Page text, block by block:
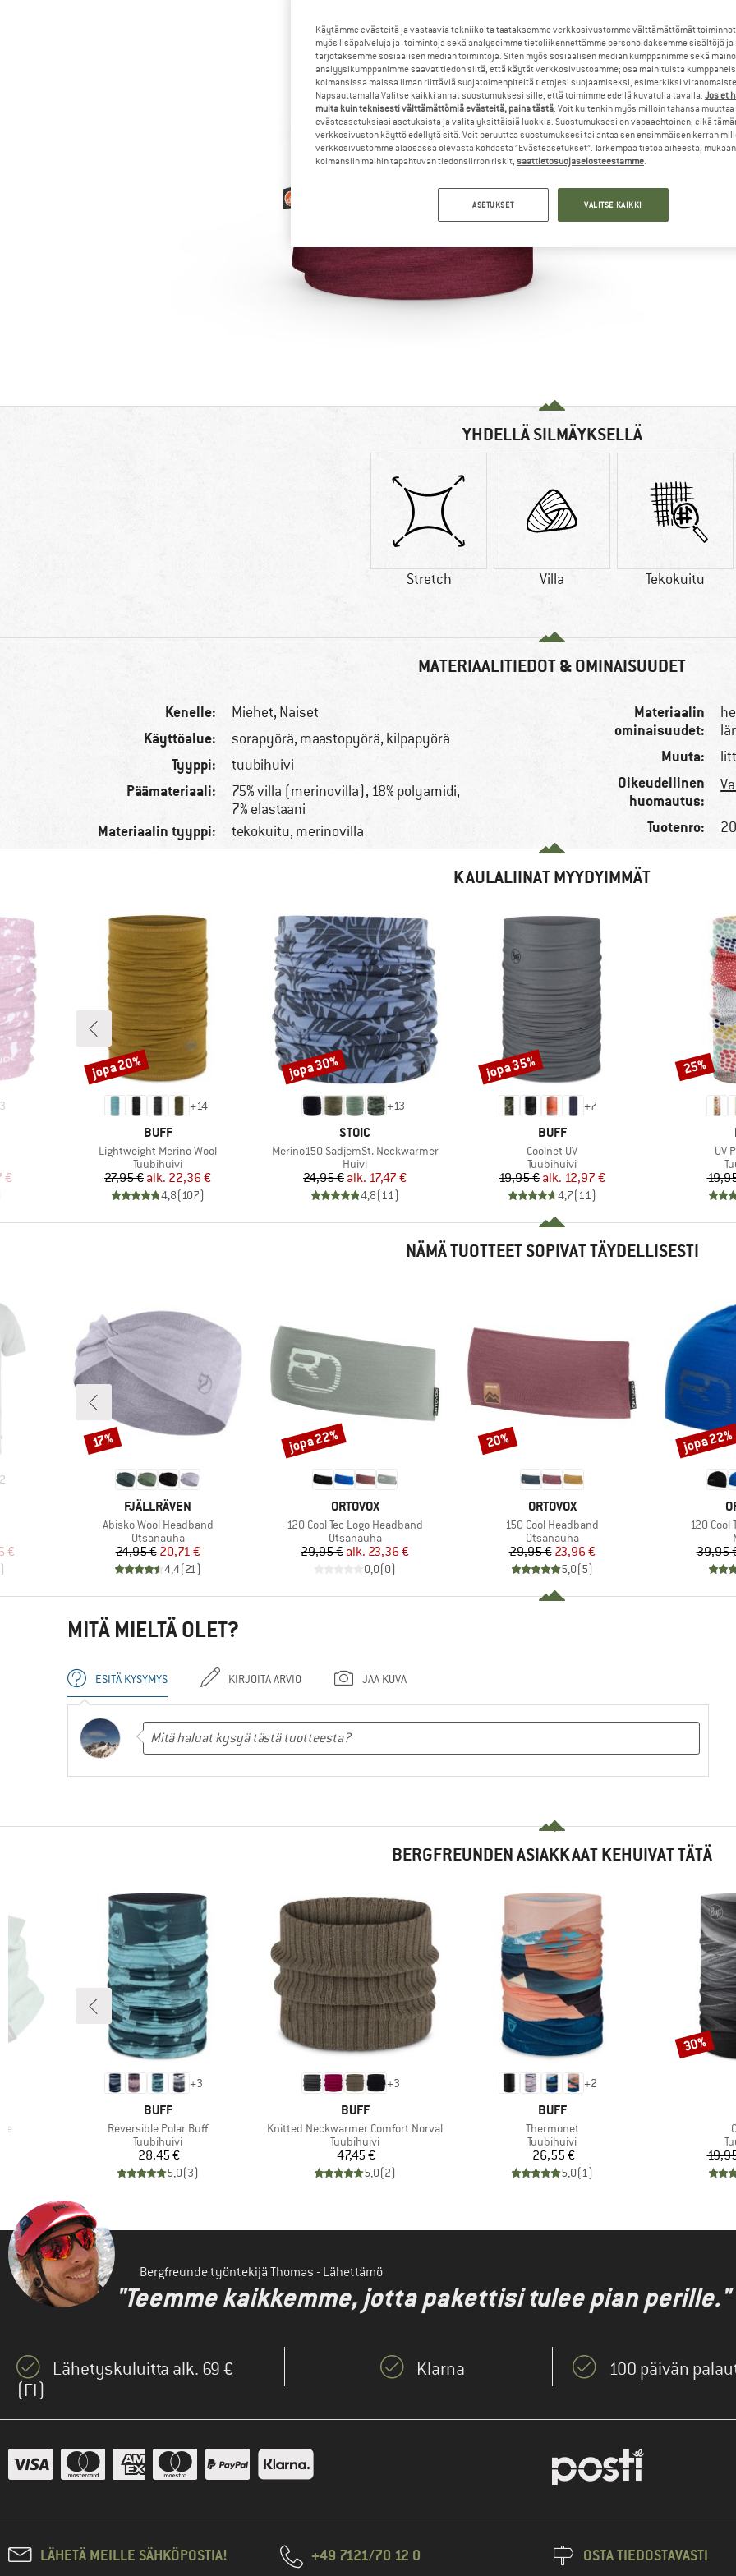
YHDELLÄ SILMÄYKSELLÄ
Stretch Villa Tekokuitu
MATERIAALITIEDOT & OMINAISUUDET
Kenelle: Miehet, Naiset
Käyttöalue: sorapyörä, maastopyörä, kilpapyörä
Tyyppi: tuubihuivi
Päämateriaali:
75% villa (merinovilla), 18% polyamidi,
7% elastaani
Materiaalin tyyppi: tekokuitu, merinovilla
Materiaalin
ominaisuudet:
Muuta:
Oikeudellinen
huomautus:
Tuotenro:
KAULALIINAT MYYDYIMMÄT
3
hinta
€
+14
MERKKI
BUFF
Tuote
Lightweight Merino Wool
Tuoteryhmä
Tuubihuivi
Hinta
27,95 € Alennettu hinta
alk. 22,36 €
4,8(107)
Alennus
jopa 20%
+13
MERKKI
STOIC
Tuote
Merino150 SadjemSt. Neckwarmer
Tuoteryhmä
Huivi
Hinta
24,95 € Alennettu hinta
alk. 17,47 €
4,8(11)
Alennus
jopa 30%
+7
MERKKI
BUFF
Tuote
Coolnet UV
Tuoteryhmä
Tuubihuivi
Hinta
19,95 € Alennettu hinta
alk. 12,97 €
4,7(11)
Alennus
jopa 35%
UV
Alennus
25%
NÄMÄ TUOTTEET SOPIVAT TÄYDELLISESTI
2
hinta
€
)
MERKKI
FJÄLLRÄVEN
Tuote
Abisko Wool Headband
Tuoteryhmä
Otsanauha
Hinta
24,95 €Alennettu hinta
20,71 €
4,4(21)
Alennus
17%
MERKKI
ORTOVOX
Tuote
120 Cool Tec Logo Headband
Tuoteryhmä
Otsanauha
Hinta
29,95 € Alennettu hinta
alk. 23,36 €
0,0(0)
Alennus
jopa 22%
MERKKI
ORTOVOX
Tuote
150 Cool Headband
Tuoteryhmä
Otsanauha
Hinta
29,95 €Alennettu hinta
23,96 €
5,0(5)
Alennus
20%
Tuote
120 Cool
39,95
Alennus
jopa 22%
MITÄ MIELTÄ OLET?
ESITÄ KYSYMYS KIRJOITA ARVIO JAA KUVA
BERGFREUNDEN ASIAKKAAT KEHUIVAT TÄTÄ
+3
MERKKI
BUFF
Tuote
Reversible Polar Buff
Tuoteryhmä
Tuubihuivi
Hinta
28,45 €
5,0(3)
+3
MERKKI
BUFF
Tuote
Knitted Neckwarmer Comfort Norval
Tuoteryhmä
Tuubihuivi
Hinta
47,45 €
5,0(2)
+2
MERKKI
BUFF
Tuote
Thermonet
Tuoteryhmä
Tuubihuivi
Hinta
26,55 €
5,0(1)
Alennus
30%
Bergfreunde työntekijä Thomas - Lähettämö
"Teemme kaikkemme, jotta pakettisi tulee pian perille."
Lähetyskuluitta alk. 69 €
(FI)
Klarna 100 päivän
LÄHETÄ MEILLE SÄHKÖPOSTIA! +49 7121/70 12 0 OSTA TIEDOSTAVASTI
Käytämme evästeitä ja vastaavia tekniikoita taataksemme verkkosivustomme välttämättömät
myös lisäpalveluja ja -toimintoja sekä analysoimme tietoliikennettämme personoidaksemme sisältöjä ja
tarjotaksemme sosiaalisen median toimintoja. Siten myös sosiaalisen median kumppanimme sekä
analyysikumppanimme saavat tiedon siitä, että käytät verkkosivustoamme; osa mainituista
kolmansissa maissa ilman riittäviä suojatoimenpiteitä tietojesi suojaamiseksi, esimerkiksi
Napsauttamalla Valitse kaikki annat suostumuksesi sille, että toimimme edellä kuvatulla tavalla. Jos et
muita kuin teknisesti välttämättömiä evästeitä, paina tästä. Voit kuitenkin myös milloin tahansa muuttaa
evästeasetuksiasi asetuksista ja valita yksittäisiä luokkia. Suostumuksesi on vapaaehtoinen, eikä
verkkosivuston käyttö edellytä sitä. Voit peruuttaa suostumuksesi tai antaa sen ensimmäisen kerran
verkkosivustomme alaosassa olevasta kohdasta ”Evästeasetukset”. Tarkempaa tietoa aiheesta,
kolmansiin maihin tapahtuvan tiedonsiirron riskit, saattietosuojaselosteestamme.
ASETUKSET VALITSE KAIKKI